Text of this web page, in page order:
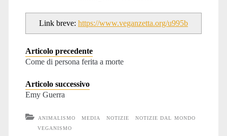
Link breve: https://www.veganzetta.org/u995b
Articolo precedente
Come di persona ferita a morte
Articolo successivo
Emy Guerra
ANIMALISMO MEDIA NOTIZIE
NOTIZIE DAL MONDO
VEGANISMO